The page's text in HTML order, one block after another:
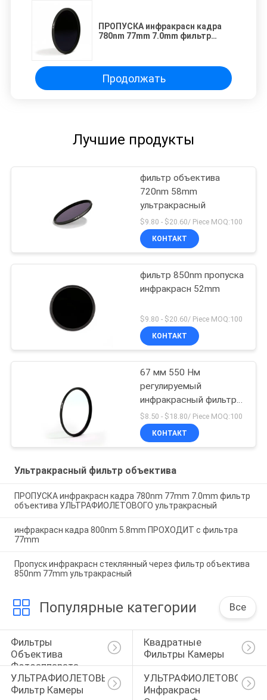
ПРОПУСКА инфракрасн кадра
780nm 77mm 7.0mm фильтр
ультракрасный
Продолжать
Лучшие продукты
фильтр объектива
720nm 58mm
ультракрасный
$9.80 - $20.60/ Piece MOQ:100
КОНТАКТ
фильтр 850nm пропуска
инфракрасн 52mm
$9.80 - $20.60/ Piece MOQ:100
КОНТАКТ
67 мм 550 Нм
регулируемый
инфракрасный фильтр
рентгеновского
объектива
$8.50 - $18.80/ Piece MOQ:100
КОНТАКТ
Ультракрасный фильтр объектива
ПРОПУСКА инфракрасн кадра 780nm 77mm 7.0mm фильтр
объектива УЛЬТРАФИОЛЕТОВОГО ультракрасный
инфракрасн кадра 800nm 5.8mm ПРОХОДИТ с фильтра
77mm
Пропуск инфракрасн стеклянный через фильтр объектива
850nm 77mm ультракрасный
Популярные категории Все
Фильтры
Объектива
Фотоаппарата
Квадратные
Фильтры Камеры
УЛЬТРАФИОЛЕТОВЫЙ
Фильтр Камеры
УЛЬТРАФИОЛЕТОВОЕ
Инфракрасн